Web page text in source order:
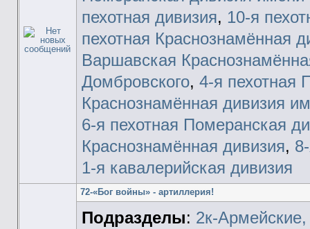
пехотная дивизия, 10-я
пехотная Краснознамённая
Варшавская
Домбровского, 4-я пехотная
Краснознамённая дивизия
6-я пехотная Померанская
Краснознамённая дивизия,
1-я кавалерийская дивизия
72-«Бог войны» - артиллерия!
Подразделы: 2к-